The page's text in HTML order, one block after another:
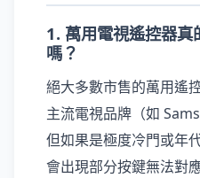
1. 萬用電視遙控器真
嗎？
絕大多數市售的萬用遙
主流電視品牌（如
但如果是極度冷門或年
會出現部分按鍵無法對